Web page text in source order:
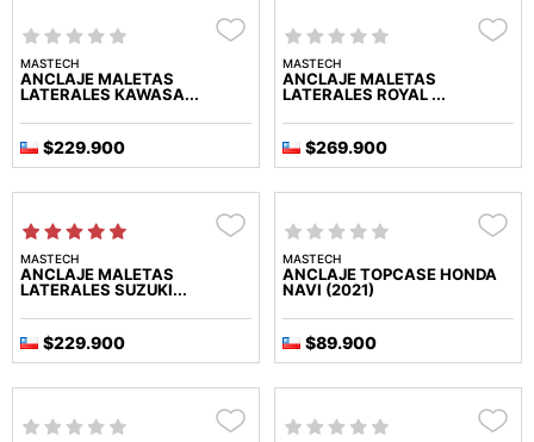
MASTECH
ANCLAJE MALETAS
LATERALES KAWASA...
$229.900
MASTECH
ANCLAJE MALETAS
LATERALES ROYAL ...
$269.900
MASTECH
ANCLAJE MALETAS
LATERALES SUZUKI...
$229.900
MASTECH
ANCLAJE TOPCASE HONDA
NAVI (2021)
$89.900